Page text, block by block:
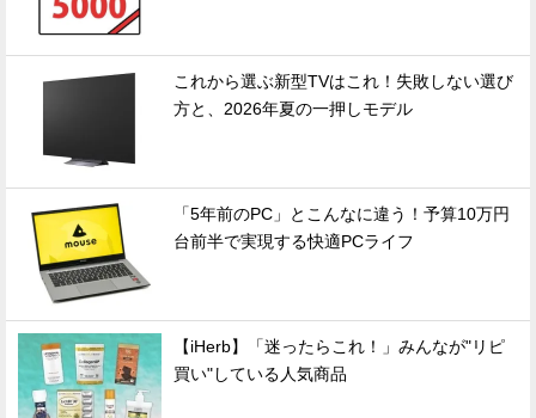
これから選ぶ新型TVはこれ！失敗しない選び
方と、2026年夏の一押しモデル
「5年前のPC」とこんなに違う！予算10万円
台前半で実現する快適PCライフ
【iHerb】「迷ったらこれ！」みんなが"リピ
買い"している人気商品